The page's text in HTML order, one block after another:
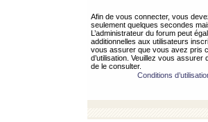
Afin de vous connecter, vous
seulement quelques secondes
L’administrateur du forum peut
additionnelles aux utilisateurs
vous assurer que vous avez pris
d’utilisation. Veuillez vous
de le consulter.
Conditions